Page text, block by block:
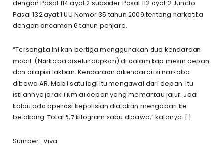
dengan Pasal 114 ayat 2 subsider Pasal 112 ayat 2 Juncto
Pasal 132 ayat 1 UU Nomor 35 tahun 2009 tentang narkotika
dengan ancaman 6 tahun penjara.
“Tersangka ini kan bertiga menggunakan dua kendaraan
mobil. (Narkoba diselundupkan) di dalam kap mesin depan
dan dilapisi lakban. Kendaraan dikendarai isi narkoba
dibawa AR. Mobil satu lagi itu mengawal dari depan. Itu
istilahnya jarak 1 Km di depan yang memantau jalur. Jadi
kalau ada operasi kepolisian dia akan mengabari ke
belakang. Total 6,7 kilogram sabu dibawa,” katanya. []
Sumber : Viva